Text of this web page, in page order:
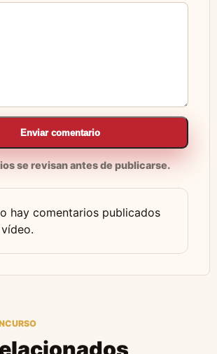
Enviar comentario
se revisan antes de publicarse.
hay comentarios publicados